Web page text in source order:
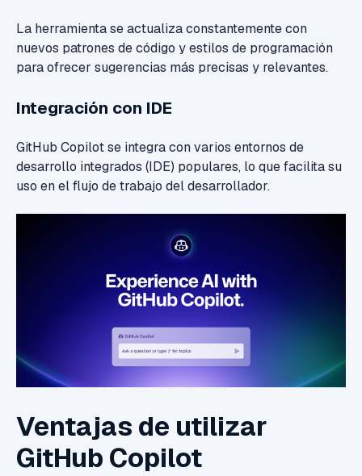
La herramienta se actualiza constantemente con
nuevos patrones de código y estilos de programación
para ofrecer sugerencias más precisas y relevantes.
Integración con IDE
GitHub Copilot se integra con varios entornos de
desarrollo integrados (IDE) populares, lo que facilita su
uso en el flujo de trabajo del desarrollador.
Ventajas de utilizar
GitHub Copilot